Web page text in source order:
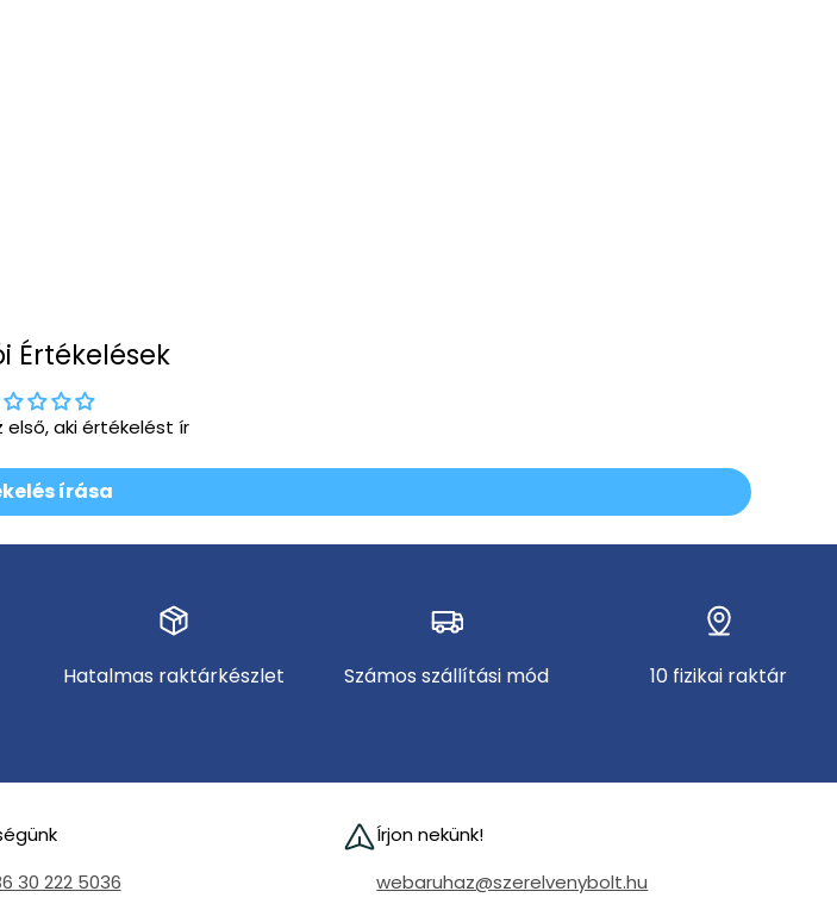
Értékelések
első, aki értékelést ír
írása
Hatalmas raktárkészlet Számos szállítási mód 10 fizikai raktár
30 222 5036
Írjon nekünk!
webaruhaz@szerelvenybolt.hu